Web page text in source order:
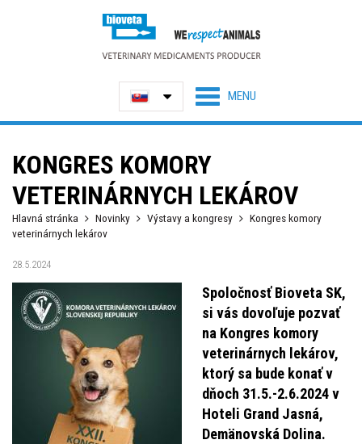
KONGRES KOMORY
VETERINÁRNYCH LEKÁROV
Hlavná stránka Novinky Výstavy a kongresy
Kongres komory
veterinárnych lekárov
28.5.2024
Spoločnosť Bioveta SK,
si vás dovoľuje pozvať
na Kongres komory
veterinárnych lekárov,
ktorý sa bude konať v
dňoch 31.5.-2.6.2024 v
Hoteli Grand Jasná,
Demänovská Dolina.